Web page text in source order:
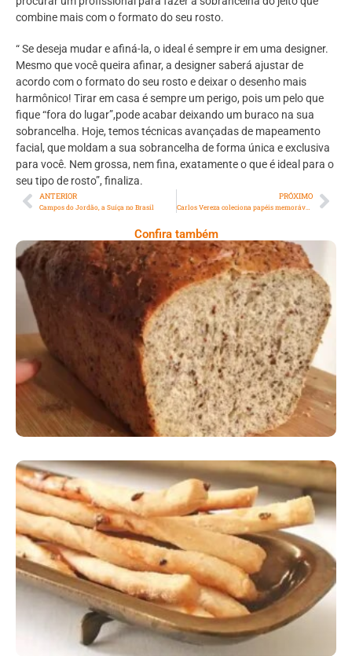
combine mais com o formato do seu rosto.
“ Se deseja mudar e afiná-la, o ideal é sempre ir em uma designer.
Mesmo que você queira afinar, a designer saberá ajustar de
acordo com o formato do seu rosto e deixar o desenho mais
harmônico! Tirar em casa é sempre um perigo, pois um pelo que
fique “fora do lugar”,pode acabar deixando um buraco na sua
sobrancelha. Hoje, temos técnicas avançadas de mapeamento
facial, que moldam a sua sobrancelha de forma única e exclusiva
para você. Nem grossa, nem fina, exatamente o que é ideal para o
seu tipo de rosto”, finaliza.
ANTERIOR
Campos do Jordão, a Suíça no Brasil
PRÓXIMO
Carlos Vereza coleciona papéis memoráveis na TV, teatro e cinema
Confira também
Comer Bem: Pão Low Carb
Comer Bem: Palitinhos De Cebola E Salsa